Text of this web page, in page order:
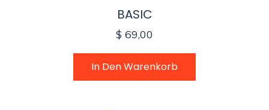
BASIC
$ 69,00
In Den Warenkorb